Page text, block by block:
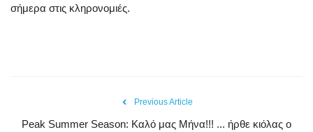
σήμερα στις κληρονομιές.
Previous Article
Peak Summer Season: Kαλό μας Μήνα!!! ... ήρθε κιόλας ο